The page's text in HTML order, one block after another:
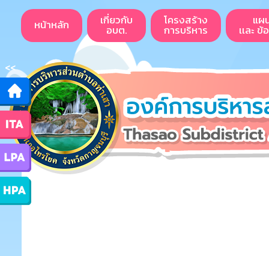
<<
หน้าหลัก เกี่ยวกับ
อบต.
โครงสร้าง
การบริหาร
แผ
เเละ